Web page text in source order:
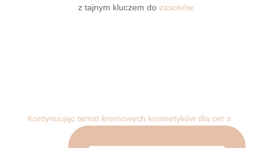
z tajnym kluczem do zasobów.
Kontynuując temat kremowych kosmetyków dla cer s